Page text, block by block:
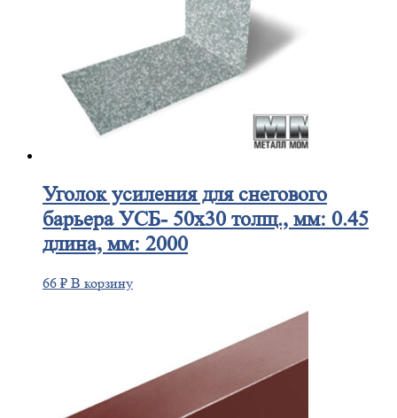
Уголокусиления для снегового
барьера УСБ- 50х30 толщ., мм: 0.45
длина, мм: 2000
66 ₽ В корзину